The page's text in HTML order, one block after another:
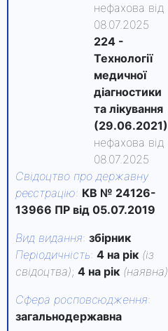
нефахова від
08.07.2025
224 -
Технології
медичної
діагностики
та лікування
(29.06.2021)
нефахова від
08.07.2025
Свідоцтво про державну
реєстрацію: КВ № 24126-
13966 ПР від 05.07.2019
Вид видання: збірник
Періодичність: 4 на рік (із
свідоцтва); 4 на рік (наявна)
Сфера росповсюдження:
загальнодержавна